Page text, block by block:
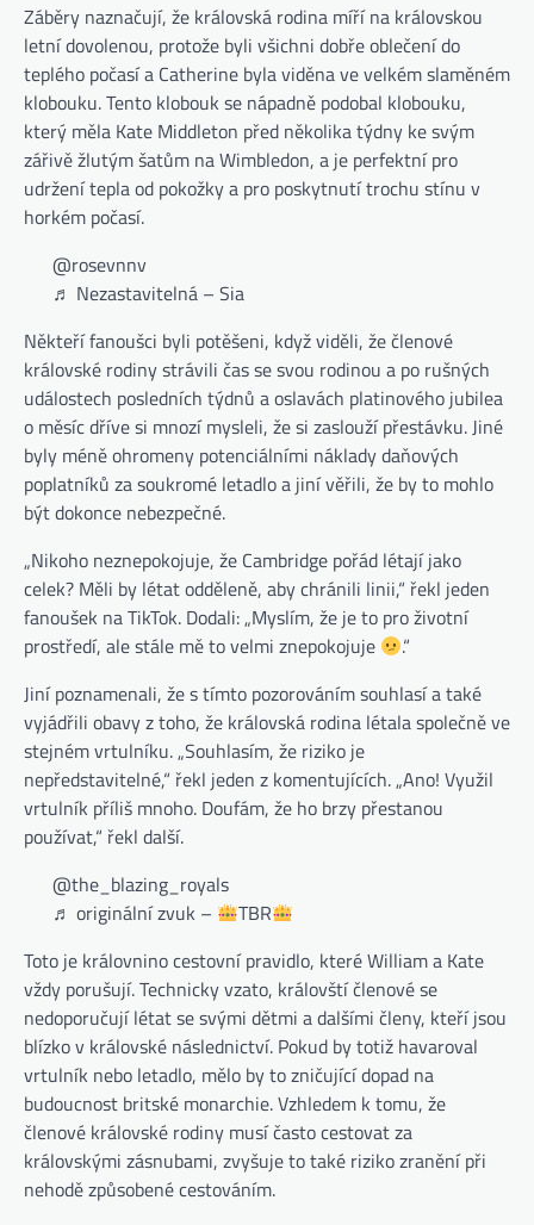
Záběry naznačují, že královská rodina míří na královskou
letní dovolenou, protože byli všichni dobře oblečení do
teplého počasí a Catherine byla viděna ve velkém slaměném
klobouku. Tento klobouk se nápadně podobal klobouku,
který měla Kate Middleton před několika týdny ke svým
zářivě žlutým šatům na Wimbledon, a je perfektní pro
udržení tepla od pokožky a pro poskytnutí trochu stínu v
horkém počasí.
@rosevnnv(otevře se na nové kartě)
♬ Nezastavitelná – Sia(otevře se na nové kartě)
Někteří fanoušci byli potěšeni, když viděli, že členové
královské rodiny strávili čas se svou rodinou a po rušných
událostech posledních týdnů a oslavách platinového jubilea
o měsíc dříve si mnozí mysleli, že si zaslouží přestávku. Jiné
byly méně ohromeny potenciálními náklady daňových
poplatníků za soukromé letadlo a jiní věřili, že by to mohlo
být dokonce nebezpečné.
„Nikoho neznepokojuje, že Cambridge pořád létají jako
celek? Měli by létat odděleně, aby chránili linii,“ řekl jeden
fanoušek na TikTok. Dodali: „Myslím, že je to pro životní
prostředí, ale stále mě to velmi znepokojuje
.“
Jiní poznamenali, že s tímto pozorováním souhlasí a také
vyjádřili obavy z toho, že královská rodina létala společně ve
stejném vrtulníku. „Souhlasím, že riziko je
nepředstavitelné,“ řekl jeden z komentujících. „Ano! Využil
vrtulník příliš mnoho. Doufám, že ho brzy přestanou
používat,“ řekl další.
@the_blazing_royals(otevře se na nové kartě)
♬ originální zvuk –
TBR
Toto je královnino cestovní pravidlo, které William a Kate
vždy porušují. Technicky vzato, královští členové se
nedoporučují létat se svými dětmi a dalšími členy, kteří jsou
blízko v královské následnictví. Pokud by totiž havaroval
vrtulník nebo letadlo, mělo by to zničující dopad na
budoucnost britské monarchie. Vzhledem k tomu, že
členové královské rodiny musí často cestovat za
královskými zásnubami, zvyšuje to také riziko zranění při
nehodě způsobené cestováním.